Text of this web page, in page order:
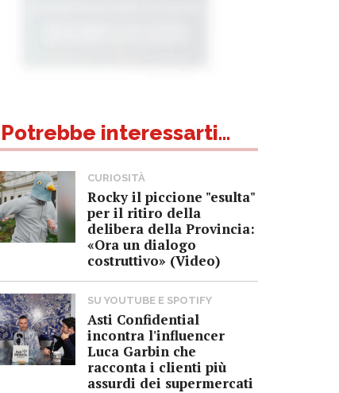
Potrebbe interessarti...
CURIOSITÀ
Rocky il piccione "esulta"
per il ritiro della
delibera della Provincia:
«Ora un dialogo
costruttivo» (Video)
SU YOUTUBE E SPOTIFY
Asti Confidential
incontra l'influencer
Luca Garbin che
racconta i clienti più
assurdi dei supermercati